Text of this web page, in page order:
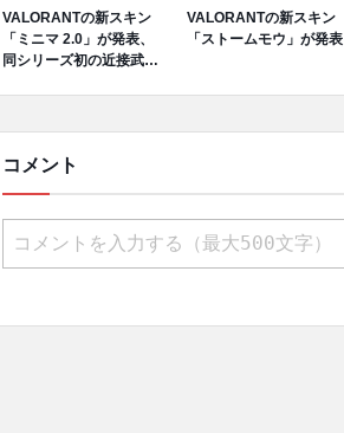
VALORANTの新スキン
「ミニマ 2.0」が発表、
同シリーズ初の近接武器
VALORANTの新スキン
「ストームモウ」が発表
コメント